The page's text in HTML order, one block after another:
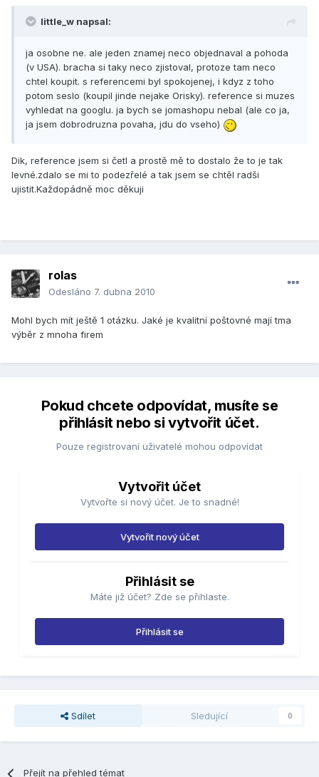
little_w napsal:
ja osobne ne. ale jeden znamej neco objednaval a pohoda
(v USA). bracha si taky neco zjistoval, protoze tam neco
chtel koupit. s referencemi byl spokojenej, i kdyz z toho
potom seslo (koupil jinde nejake Orisky). reference si muzes
vyhledat na googlu. ja bych se jomashopu nebal (ale co ja,
ja jsem dobrodruzna povaha, jdu do vseho)
Dik, reference jsem si četl a prostě mě to dostalo že to je tak
levné.zdalo se mi to podezřelé a tak jsem se chtěl radši
ujistit.Každopádně moc děkuji
rolas
Odesláno 7. dubna 2010
Mohl bych mít ještě 1 otázku. Jaké je kvalitní poštovné mají tma
výběr z mnoha firem
Pokud chcete odpovídat, musíte se
přihlásit nebo si vytvořit účet.
Pouze registrovaní uživatelé mohou odpovídat
Vytvořit účet
Vytvořte si nový účet. Je to snadné!
Vytvořit nový účet
Přihlásit se
Máte již účet? Zde se přihlaste.
Přihlásit se
Sdílet Sledující 0
Přejít na přehled témat